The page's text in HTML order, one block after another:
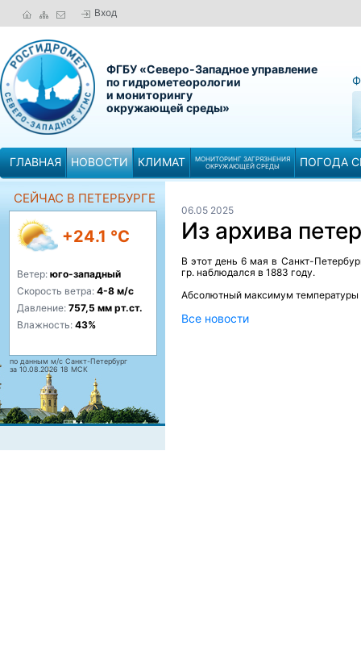
Вход
ФГБУ «Северо-Западное управление
по гидрометеорологии
и мониторингу
окружающей среды»
ГЛАВНАЯ НОВОСТИ КЛИМАТ
МОНИТОРИНГ ЗАГРЯЗНЕНИЯ
ОКРУЖАЮЩЕЙ СРЕДЫ
ПОГОДА
СЕЙЧАС В ПЕТЕРБУРГЕ
+24.1 °C
Ветер: юго-западный
Скорость ветра: 4-8 м/с
Давление: 757,5 мм рт.ст.
Влажность: 43%
по данным м/с Санкт-Петербург
за 10.08.2026 18 МСК
06.05 2025
Из архива
В этот день 6 мая в Санкт-
гр. наблюдался в 1883 году.
Абсолютный максимум температуры
Все новости